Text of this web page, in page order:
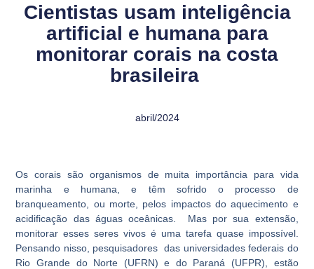
Cientistas usam inteligência
artificial e humana para
monitorar corais na costa
brasileira
abril/2024
Os corais são organismos de muita importância para vida
marinha e humana, e têm sofrido o processo de
branqueamento, ou morte, pelos impactos do aquecimento e
acidificação das águas oceânicas. Mas por sua extensão,
monitorar esses seres vivos é uma tarefa quase impossível.
Pensando nisso, pesquisadores das universidades federais do
Rio Grande do Norte (UFRN) e do Paraná (UFPR), estão